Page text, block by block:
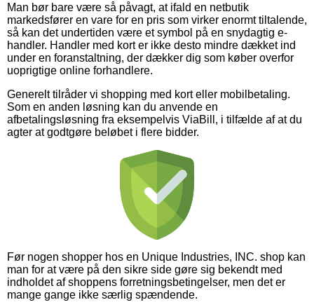
Man bør bare være så påvagt, at ifald en netbutik
markedsfører en vare for en pris som virker enormt tiltalende,
så kan det undertiden være et symbol på en snydagtig e-
handler. Handler med kort er ikke desto mindre dækket ind
under en foranstaltning, der dækker dig som køber overfor
uoprigtige online forhandlere.
Generelt tilråder vi shopping med kort eller mobilbetaling.
Som en anden løsning kan du anvende en
afbetalingsløsning fra eksempelvis ViaBill, i tilfælde af at du
agter at godtgøre beløbet i flere bidder.
Før nogen shopper hos en Unique Industries, INC. shop kan
man for at være på den sikre side gøre sig bekendt med
indholdet af shoppens forretningsbetingelser, men det er
mange gange ikke særlig spændende.